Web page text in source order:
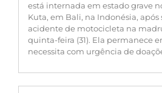
está internada em estado grave
Kuta, em Bali, na Indonésia, após
acidente de motocicleta na
quinta-feira (31). Ela permanece
necessita com urgência de